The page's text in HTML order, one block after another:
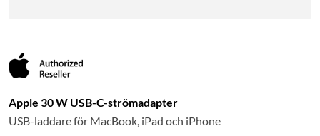
Apple 30 W USB-C-strömadapter
USB-laddare för MacBook, iPad och iPhone